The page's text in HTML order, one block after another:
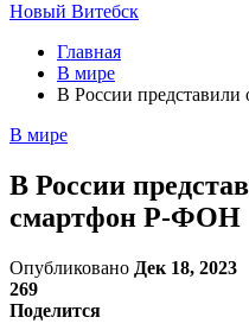
Новый Витебск
Главная
В мире
В России
В мире
В России
смартфон Р-ФОН
Опубликовано Дек 18, 2023
269
Поделится